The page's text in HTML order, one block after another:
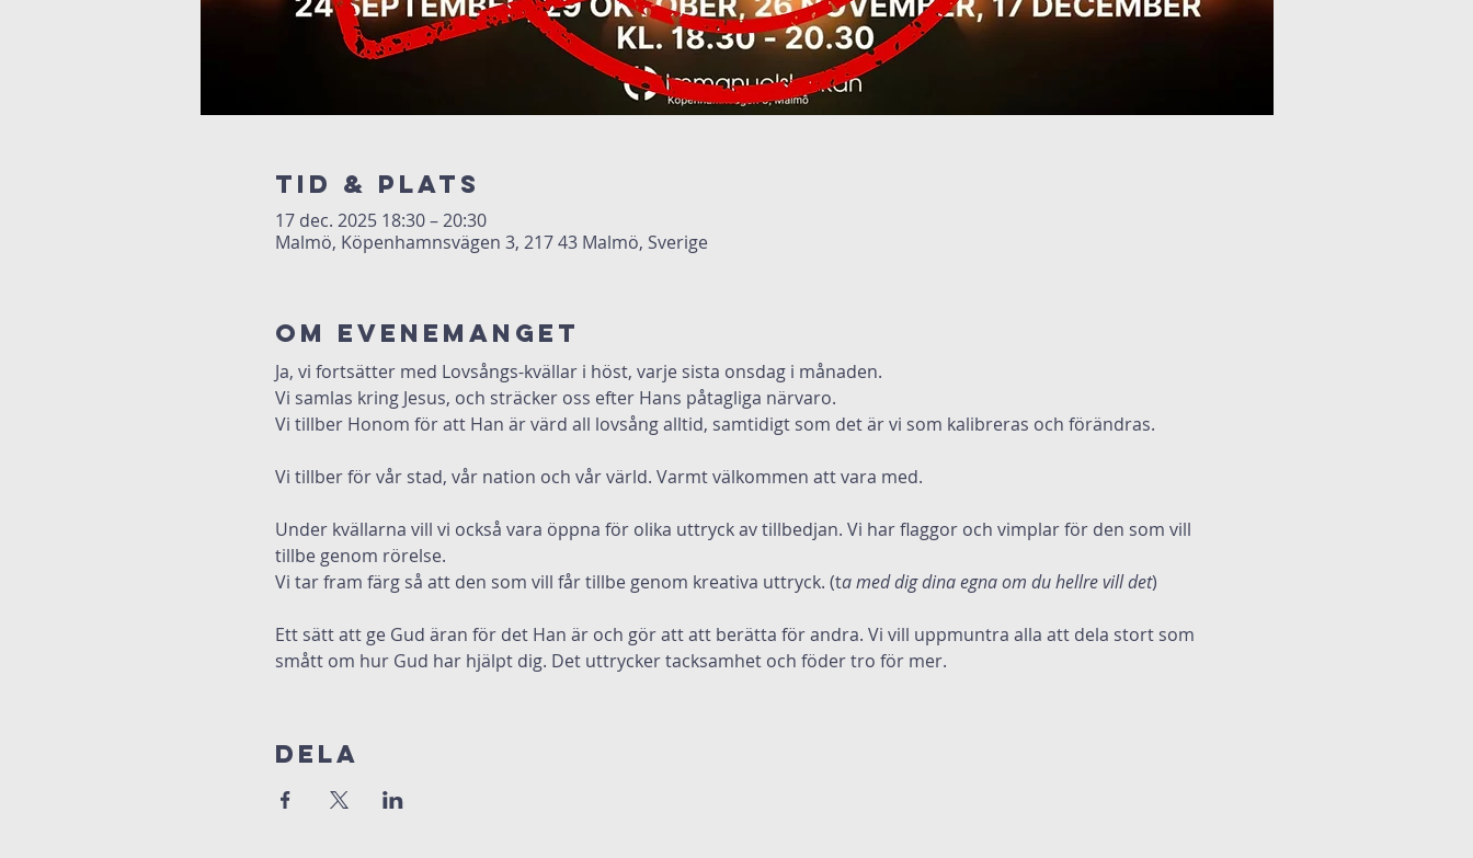
Tid & Plats
17 dec. 2025 18:30 – 20:30
Malmö, Köpenhamnsvägen 3, 217 43 Malmö, Sverige
Om evenemanget
Ja, vi fortsätter med Lovsångs-kvällar i höst, varje sista onsdag i månaden.
Vi samlas kring Jesus, och sträcker oss efter Hans påtagliga närvaro.
Vi tillber Honom för att Han är värd all lovsång alltid, samtidigt som det är vi som kalibreras och förändras.
Vi tillber för vår stad, vår nation och vår värld. Varmt välkommen att vara med.
Under kvällarna vill vi också vara öppna för olika uttryck av tillbedjan. Vi har flaggor och vimplar för den som vill
tillbe genom rörelse.
Vi tar fram färg så att den som vill får tillbe genom kreativa uttryck. (ta med dig dina egna om du hellre vill det)
Ett sätt att ge Gud äran för det Han är och gör att att berätta för andra. Vi vill uppmuntra alla att dela stort som
smått om hur Gud har hjälpt dig. Det uttrycker tacksamhet och föder tro för mer.
Dela